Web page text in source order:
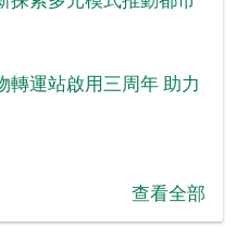
轉運站啟用三周年 助力
查看全部